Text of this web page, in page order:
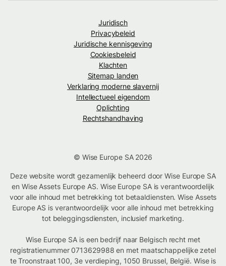
Juridisch
Privacybeleid
Juridische kennisgeving
Cookiesbeleid
Klachten
Sitemap landen
Verklaring moderne slavernij
Intellectueel eigendom
Oplichting
Rechtshandhaving
© Wise Europe SA 2026
Deze website wordt gezamenlijk beheerd door Wise Europe SA
en Wise Assets Europe AS. Wise Europe SA is verantwoordelijk
voor alle inhoud met betrekking tot betaaldiensten. Wise Assets
Europe AS is verantwoordelijk voor alle inhoud met betrekking
tot beleggingsdiensten, inclusief marketing.
Wise Europe SA is een bedrijf naar Belgisch recht met
registratienummer 0713629988 en met maatschappelijke zetel
te Troonstraat 100, 3e verdieping, 1050 Brussel, België. Wise is